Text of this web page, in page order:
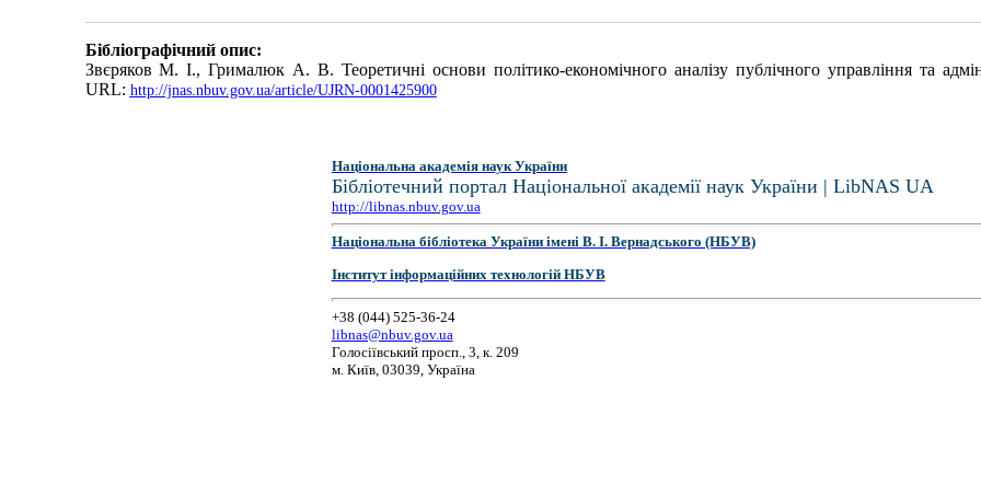
Бібліографічний опис:
Звєряков М. І., Грималюк А. В. Теоретичні основи політико-економічного аналізу публічного управління та
URL: http://jnas.nbuv.gov.ua/article/UJRN-0001425900
Національна академія наук України
Бібліотечний портал Національної академії наук України | LibNAS UA
http://libnas.nbuv.gov.ua
Національна бібліотека України імені В. І. Вернадського (НБУВ)
Інститут інформаційних технологій НБУВ
+38 (044) 525-36-24
libnas@nbuv.gov.ua
Голосіївський просп., 3, к. 209
м. Київ, 03039, Україна